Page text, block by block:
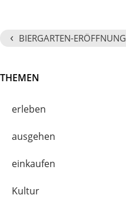
‹ BIERGARTEN-ERÖFFNUNG
THEMEN
erleben
ausgehen
einkaufen
Kultur